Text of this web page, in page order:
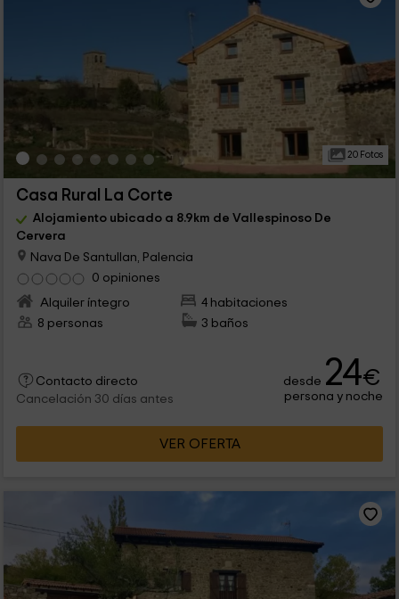
20 Fotos
Casa Rural La Corte
Alojamiento ubicado a 8.9km de Vallespinoso De
Cervera
Nava De Santullan, Palencia
0 opiniones
Alquiler íntegro
4 habitaciones
8 personas
3 baños
Contacto directo
Cancelación 30 días antes
desde 24€
persona y noche
VER OFERTA